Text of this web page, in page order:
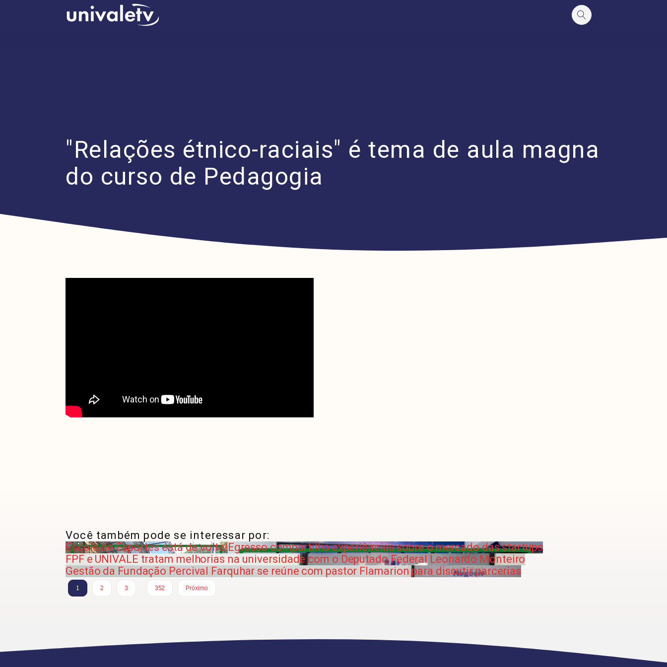
"Relações étnico-raciais" é tema de aula magna
do curso de Pedagogia
Você também pode se interessar por:
Escola de Esportes está de volta!Egresso compartilha experiências sobre o mercado das startups
FPF e UNIVALE tratam melhorias na universidade com o Deputado Federal Leonardo Monteiro
Gestão da Fundação Percival Farquhar se reúne com pastor Flamarion para discutir parcerias
1 2 3
352
Próximo